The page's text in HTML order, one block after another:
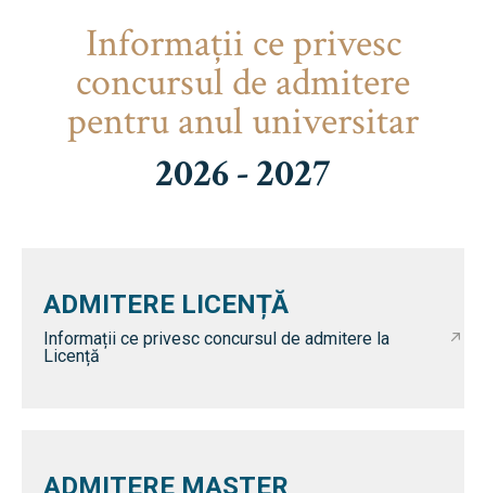
Informaţii ce privesc
concursul de admitere
pentru anul universitar
2026 - 2027
ADMITERE LICENȚĂ
Informații ce privesc concursul de admitere la
Licență
ADMITERE MASTER